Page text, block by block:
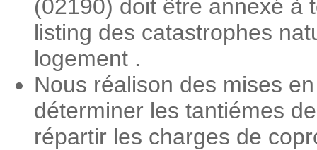
(02190) doit être annexé à
listing des catastrophes
logement .
Nous réalison des mises
déterminer les tantiémes
répartir les charges de